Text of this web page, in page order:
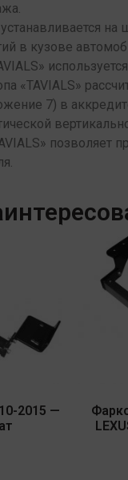
в кузове
«TAVIALS»
7) в
позволяет
2015 —